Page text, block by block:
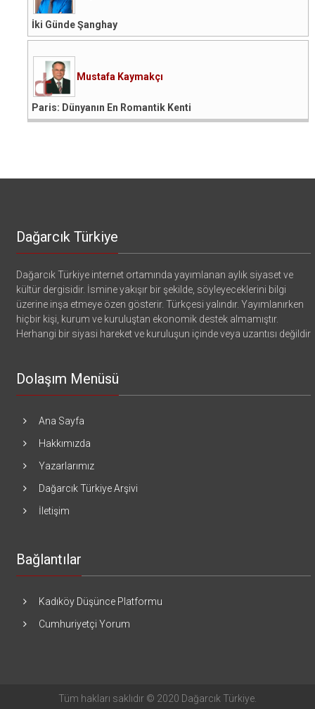
İki Günde Şanghay
Mustafa Kaymakçı
Paris: Dünyanın En Romantik Kenti
Dağarcık Türkiye
Dağarcık Türkiye internet ortamında yayımlanan aylık siyaset ve
kültür dergisidir. İsmine yakışır bir şekilde, söyleyeceklerini bilgi
üzerine inşa etmeye özen gösterir. Türkçesi yalındır. Yayımlanırken
hiçbir kişi, kurum ve kuruluştan ekonomik destek almamıştır.
Herhangi bir siyasi hareket ve kuruluşun içinde veya uzantısı değildir
Dolaşım Menüsü
Ana Sayfa
Hakkımızda
Yazarlarımız
Dağarcık Türkiye Arşivi
İletişim
Bağlantılar
Kadıköy Düşünce Platformu
Cumhuriyetçi Yorum
Tüm hakları saklıdır © 2020 Dağarcık Türkiye.